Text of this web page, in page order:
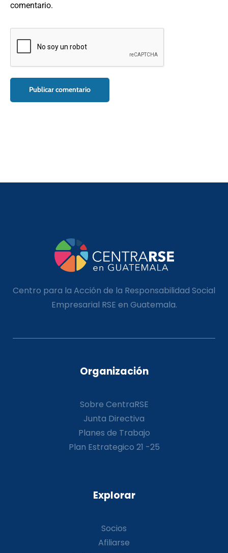
comentario.
Centro para la Acción de la Responsabilidad Social
Empresarial RSE en Guatemala.
Organización
Sobre CentraRSE
Junta Directiva
Planes de Trabajo
Plan Estrategico 21 -25
Explorar
Socios
Afiliarse